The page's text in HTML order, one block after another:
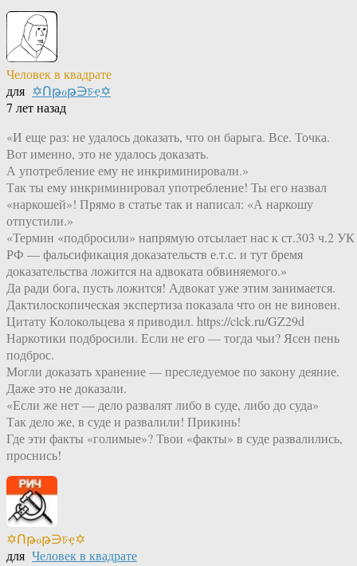
Человек в квадрате
для ✡Ոթℴթ∋চҿ✡
7 лет назад
«И еще раз: не удалось доказать, что он барыга. Все. Точка.
Вот именно, это не удалось доказать.
А употребление ему не инкриминировали.»
Так ты ему инкриминировал употребление! Ты его назвал
«наркошей»! Прямо в статье так и написал: «А наркошу
отпустили.»
«Термин «подбросили» напрямую отсылает нас к ст.303 ч.2 УК
РФ — фальсификация доказательств е.т.с. и тут бремя
доказательства ложится на адвоката обвиняемого.»
Да ради бога, пусть ложится! Адвокат уже этим занимается.
Дактилоскопическая экспертиза показала что он не виновен.
Цитату Колокольцева я приводил. https://clck.ru/GZ29d
Наркотики подбросили. Если не его — тогда чьи? Ясен пень
подброс.
Могли доказать хранение — преследуемое по закону деяние.
Даже это не доказали.
«Если же нет — дело развалят либо в суде, либо до суда»
Так дело же, в суде и развалили! Прикинь!
Где эти факты «голимые»? Твои «факты» в суде развалились,
проснись!
✡Ոթℴթ∋চҿ✡
для Человек в квадрате